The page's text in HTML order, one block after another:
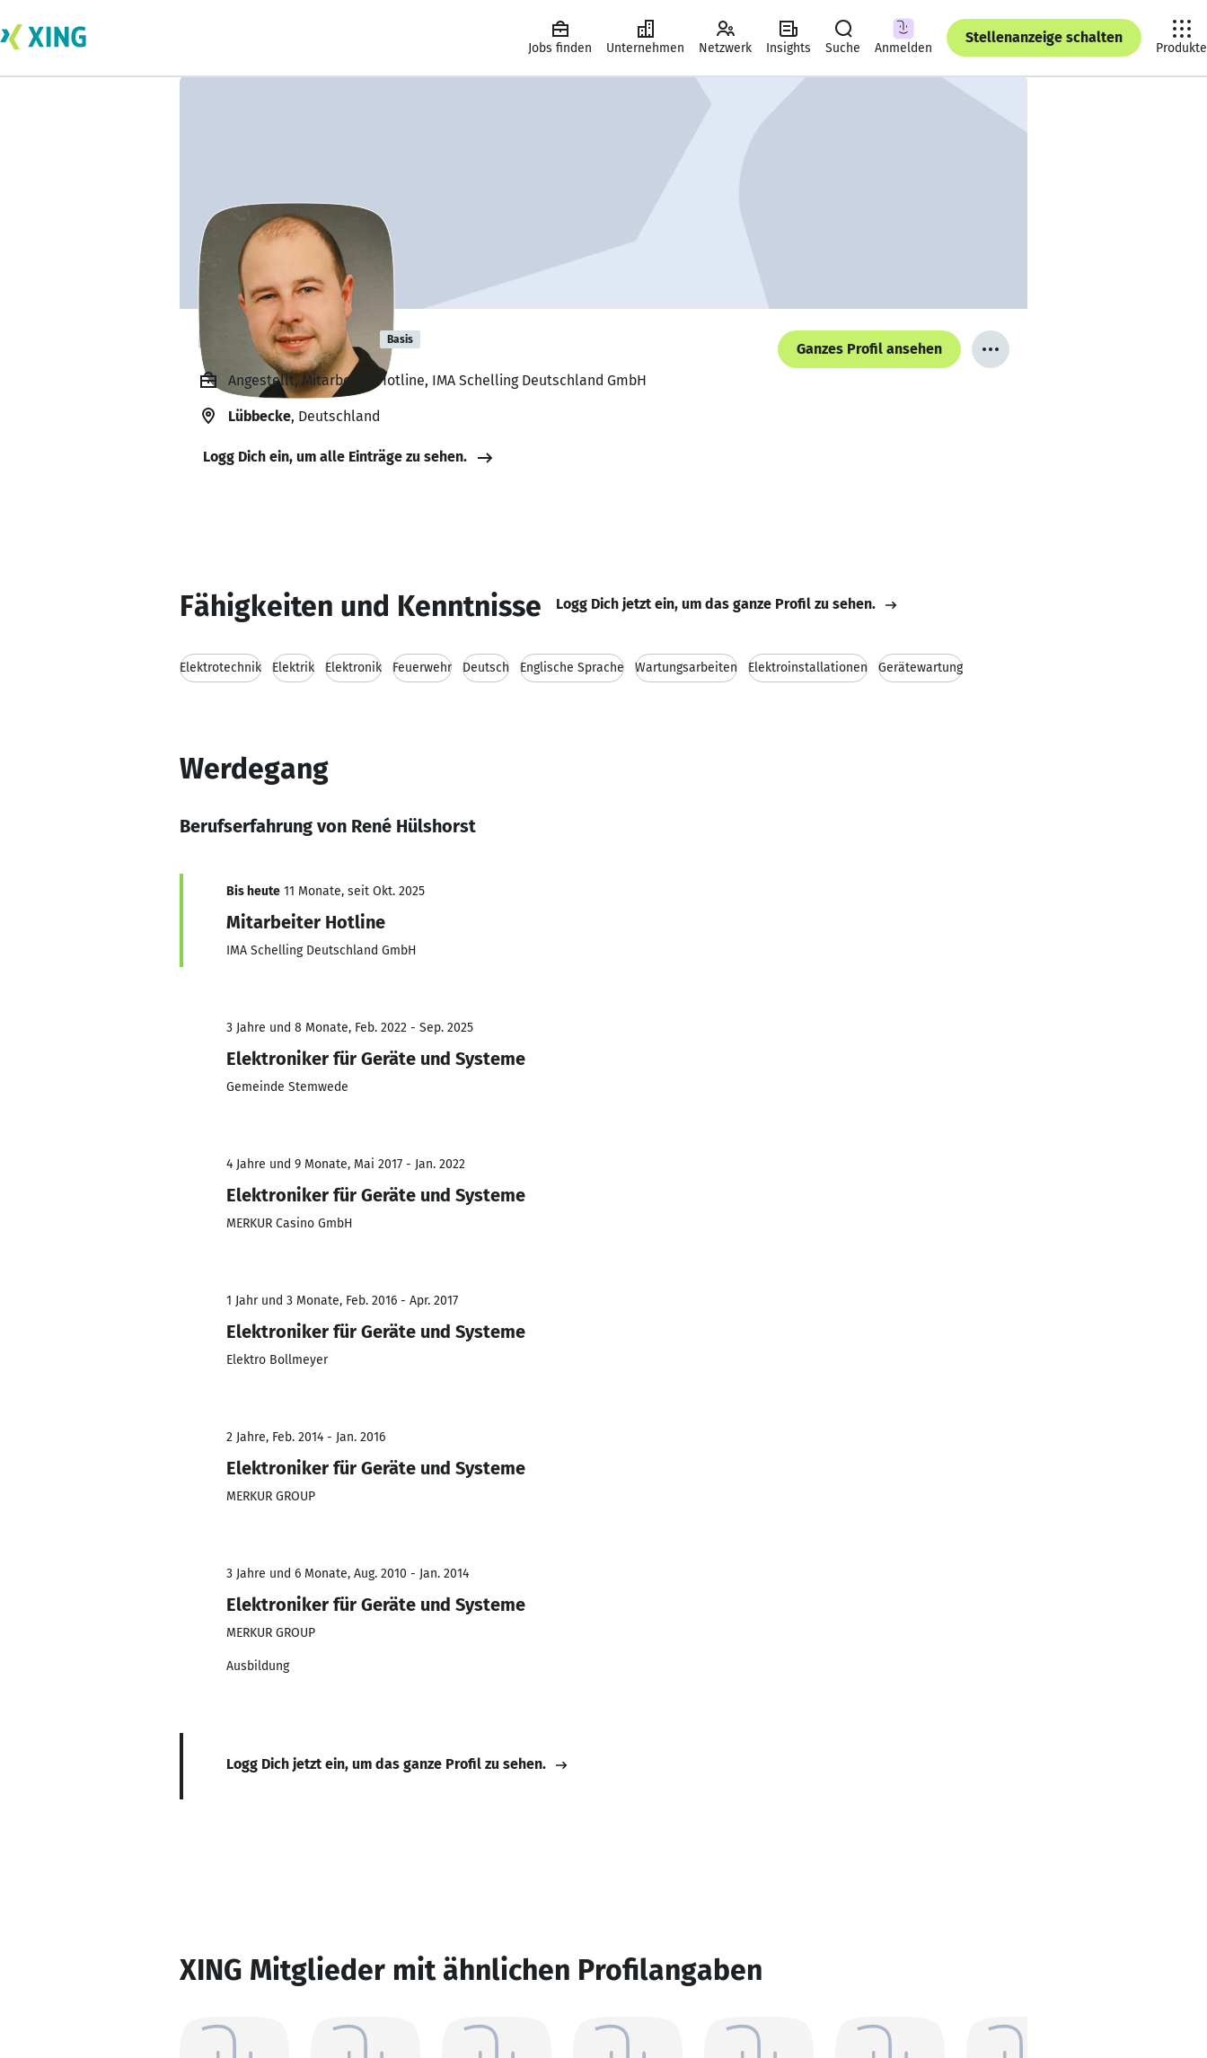
Jobs finden Unternehmen Netzwerk Insights Suche Anmelden
Stellenanzeige schalten
Produkte
René Hülshorst Basis
Ganzes Profil ansehen
Angestellt, Mitarbeiter Hotline, IMA Schelling Deutschland GmbH
Lübbecke, Deutschland
Logg Dich ein, um alle Einträge zu sehen.
Fähigkeiten und Kenntnisse Logg Dich jetzt ein, um das ganze Profil zu sehen.
Elektrotechnik Elektrik Elektronik Feuerwehr Deutsch Englische Sprache Wartungsarbeiten Elektroinstallationen Gerätewartung
Werdegang
Berufserfahrung von René Hülshorst
Bis heute 11 Monate, seit Okt. 2025
Mitarbeiter Hotline
IMA Schelling Deutschland GmbH
3 Jahre und 8 Monate, Feb. 2022 - Sep. 2025
Elektroniker für Geräte und Systeme
Gemeinde Stemwede
4 Jahre und 9 Monate, Mai 2017 - Jan. 2022
Elektroniker für Geräte und Systeme
MERKUR Casino GmbH
1 Jahr und 3 Monate, Feb. 2016 - Apr. 2017
Elektroniker für Geräte und Systeme
Elektro Bollmeyer
2 Jahre, Feb. 2014 - Jan. 2016
Elektroniker für Geräte und Systeme
MERKUR GROUP
3 Jahre und 6 Monate, Aug. 2010 - Jan. 2014
Elektroniker für Geräte und Systeme
MERKUR GROUP
Ausbildung
Logg Dich jetzt ein, um das ganze Profil zu sehen.
XING Mitglieder mit ähnlichen Profilangaben